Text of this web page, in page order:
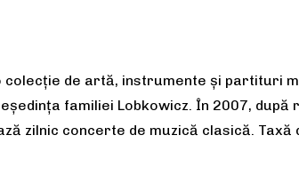
de artă, instrumente și partituri
familiei Lobkowicz. În 2007, după
zilnic concerte de muzică clasică. Taxă